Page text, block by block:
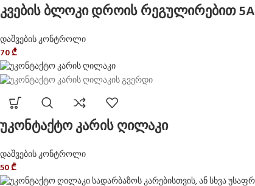
კვების ბლოკი დროის რეგულირებით 5A
დაშვების კონტროლი
70₾
უკონტაქტო კარის ღილაკი
დაშვების კონტროლი
50₾